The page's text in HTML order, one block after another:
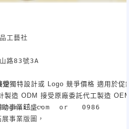
工藝社
路83號3A
or   0986
事業旺盛，
事業版圖，
受獨特設計或 Logo 競爭價格 適用於促
製造 ODM 接受原廠委託代工製造